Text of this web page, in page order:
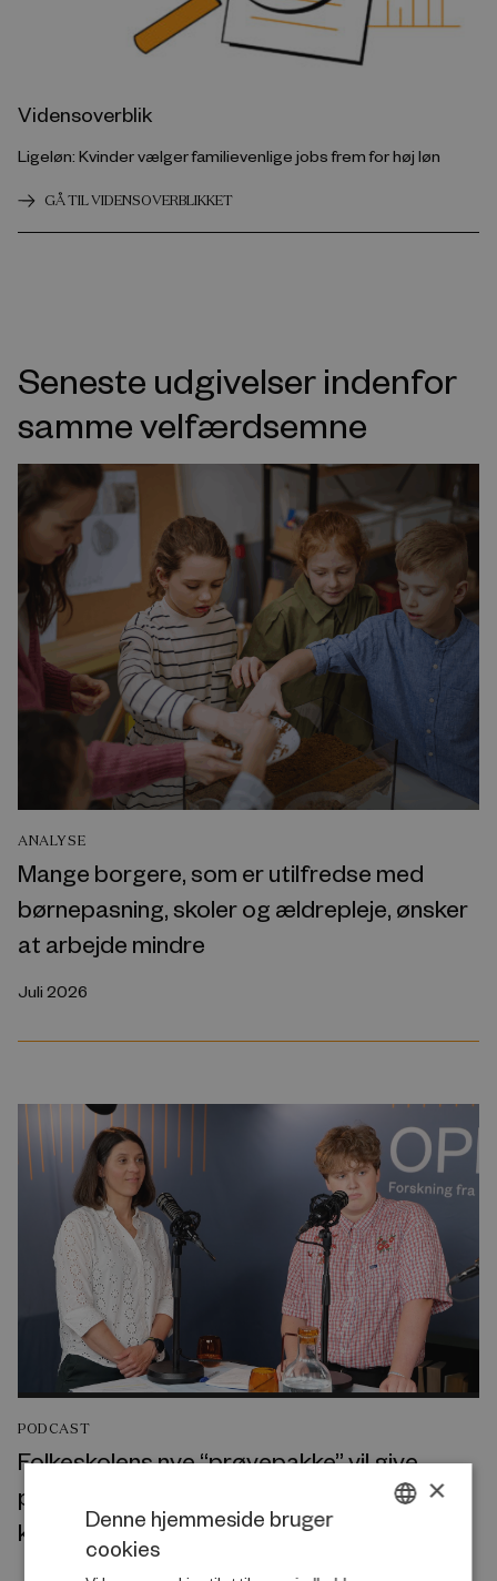
Vidensoverblik
Ligeløn: Kvinder vælger familievenlige jobs frem for høj løn
GÅ TIL VIDENSOVERBLIKKET
Seneste udgivelser indenfor
samme velfærdsemne
ANALYSE
Mange borgere, som er utilfredse med
børnepasning, skoler og ældrepleje, ønsker
at arbejde mindre
Juli 2026
PODCAST
Folkeskolens nye “prøvepakke” vil give
pigerne et endnu større forspring på
karakterer
×
Denne hjemmeside bruger
cookies